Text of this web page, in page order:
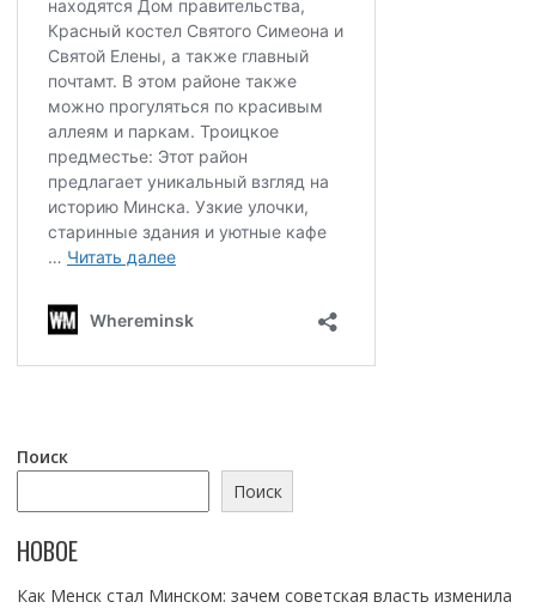
Поиск
Поиск
НОВОЕ
Как Менск стал Минском: зачем советская власть изменила